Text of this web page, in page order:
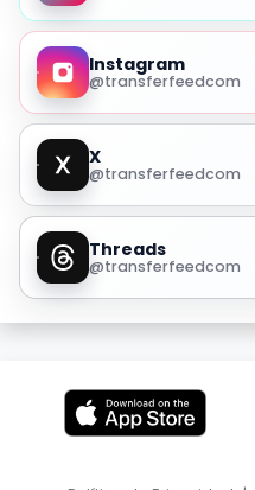
Instagram
@transferfeedcom
X
@transferfeedcom
Threads
@transferfeedcom